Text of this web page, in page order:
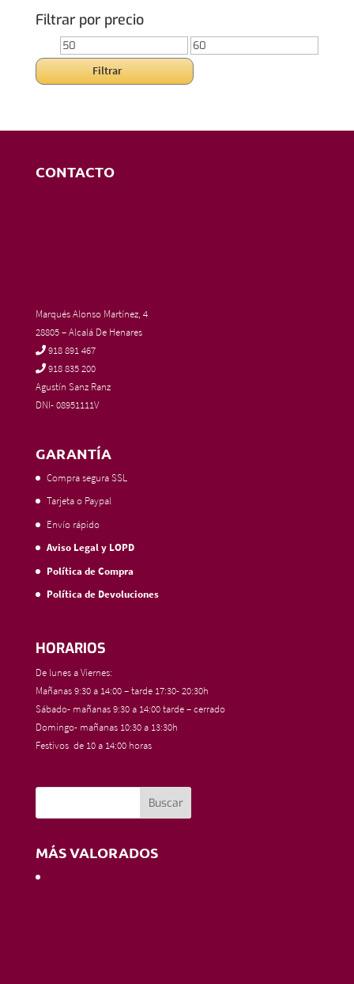
Filtrar por precio
Precio
mínimo
Precio
máximo
Filtrar
CONTACTO
Marqués Alonso Martínez, 4
28805 – Alcalá De Henares
918 891 467
918 835 200
Agustín Sanz Ranz
DNI- 08951111V
GARANTÍA
Compra segura SSL
Tarjeta o Paypal
Envío rápido
Aviso Legal y LOPD
Política de Compra
Política de Devoluciones
HORARIOS
De lunes a Viernes:
Mañanas 9:30 a 14:00 – tarde 17:30- 20:30h
Sábado- mañanas 9:30 a 14:00 tarde – cerrado
Domingo- mañanas 10:30 a 13:30h
Festivos de 10 a 14:00 horas
MÁS VALORADOS